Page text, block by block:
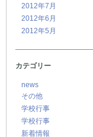
2012年7月
2012年6月
2012年5月
カテゴリー
news
その他
学校行事
学校行事
新着情報